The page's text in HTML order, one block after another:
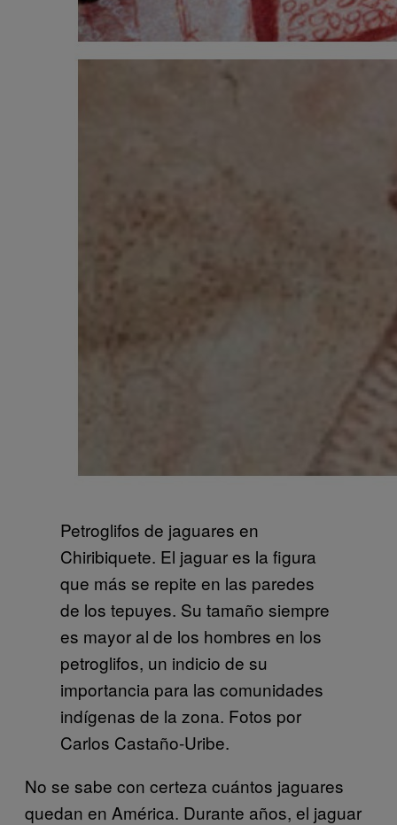
Petroglifos de jaguares en
Chiribiquete. El jaguar es la figura
que más se repite en las paredes
de los tepuyes. Su tamaño siempre
es mayor al de los hombres en los
petroglifos, un indicio de su
importancia para las comunidades
indígenas de la zona. Fotos por
Carlos Castaño-Uribe.
No se sabe con certeza cuántos jaguares
quedan en América. Durante años, el jaguar